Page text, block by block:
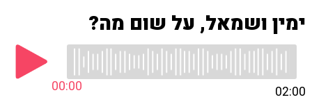
ימין ושמאל, על שום מה?
00:00 02:00